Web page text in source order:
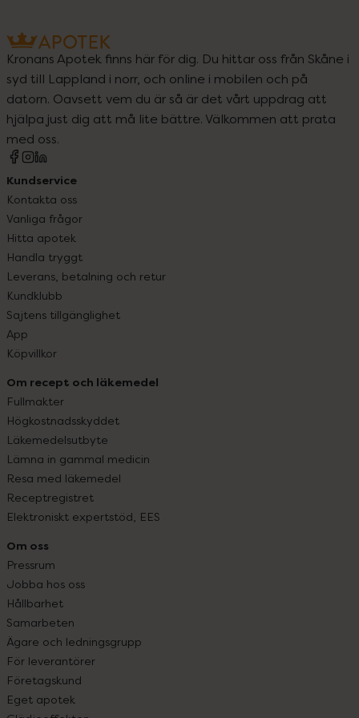
Kronans Apotek finns här för dig. Du hittar oss från Skåne i
syd till Lappland i norr, och online i mobilen och på
datorn. Oavsett vem du är så är det vårt uppdrag att
hjälpa just dig att må lite bättre. Välkommen att prata
med oss.
Kundservice
Kontakta oss
Vanliga frågor
Hitta apotek
Handla tryggt
Leverans, betalning och retur
Kundklubb
Sajtens tillgänglighet
App
Köpvillkor
Om recept och läkemedel
Fullmakter
Högkostnadsskyddet
Läkemedelsutbyte
Lämna in gammal medicin
Resa med läkemedel
Receptregistret
Elektroniskt expertstöd, EES
Om oss
Pressrum
Jobba hos oss
Hållbarhet
Samarbeten
Ägare och ledningsgrupp
För leverantörer
Företagskund
Eget apotek